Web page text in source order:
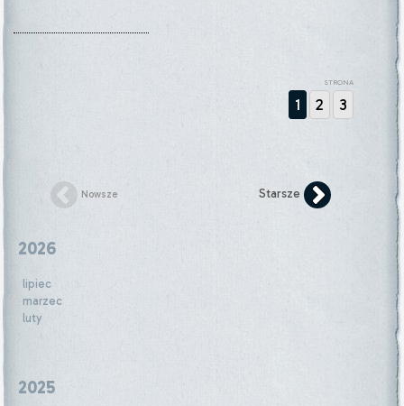
STRONA
1 2 3
Nowsze Starsze
2026
lipiec
marzec
luty
2025